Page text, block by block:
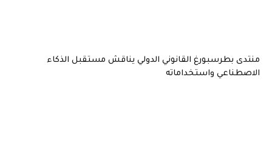
منتدى بطرسبورغ القانوني الدولي يناقش مستقبل الذكاء
الاصطناعي واستخداماته